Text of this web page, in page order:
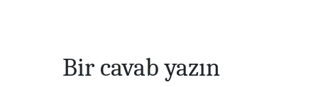
Bir cavab yazın